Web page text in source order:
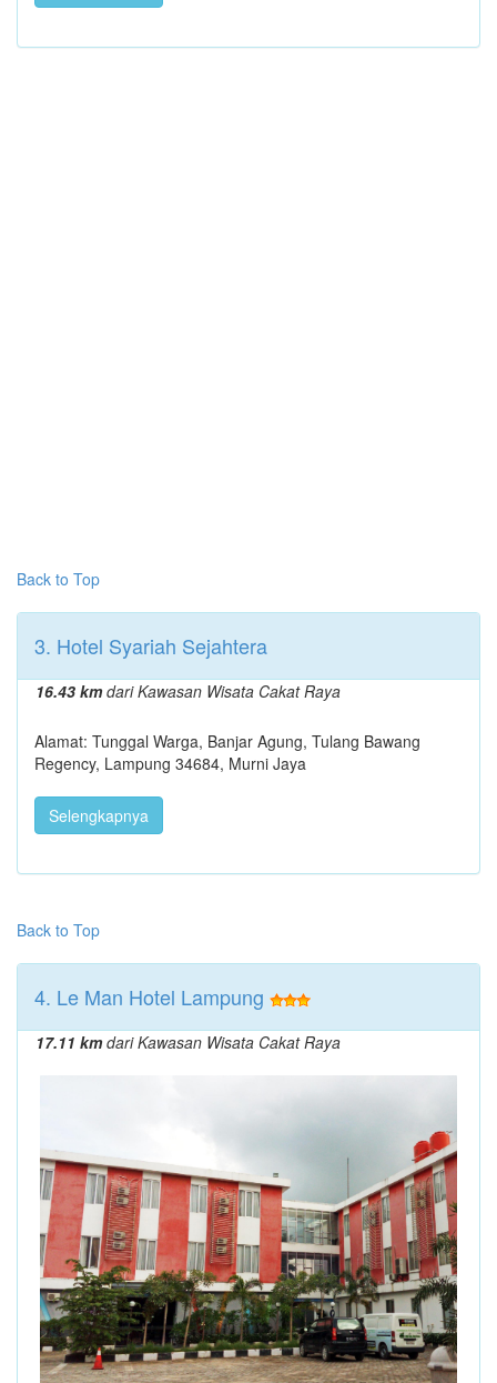
Back to Top
3. Hotel Syariah Sejahtera
16.43 kmdari Kawasan Wisata Cakat Raya
Alamat: Tunggal Warga, Banjar Agung, Tulang Bawang
Regency, Lampung 34684, Murni Jaya
Selengkapnya
Back to Top
4. Le Man Hotel Lampung
17.11 kmdari Kawasan Wisata Cakat Raya